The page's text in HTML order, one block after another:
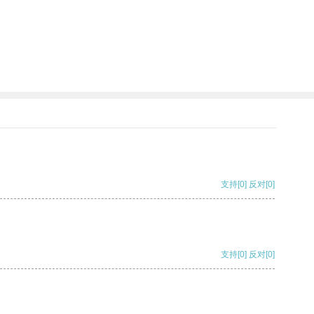
支持[0] 反对[0]
支持[0] 反对[0]